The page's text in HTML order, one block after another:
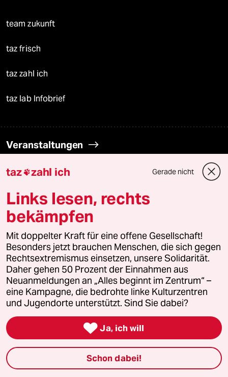
team zukunft
taz frisch
taz zahl ich
taz lab Infobrief
Veranstaltungen
Demnächst
Vor Ort
Live im Stream
Vergangene
taz lab 2027
Mehr taz Lesestoff
taz Blogs
taz zahl ich Gerade nicht
Links lesen, rechts
bekämpfen
Mit doppelter Kraft für eine offene Gesellschaft!
Besonders jetzt brauchen Menschen, die sich gegen
Rechtsextremismus einsetzen, unsere Solidarität.
Daher gehen 50 Prozent der Einnahmen aus
Neuanmeldungen an „Alles beginnt im Zentrum“ –
eine Kampagne, die bedrohte linke Kulturzentren
und Jugendorte unterstützt. Sind Sie dabei?
 Ja, ich will
Schon dabei!